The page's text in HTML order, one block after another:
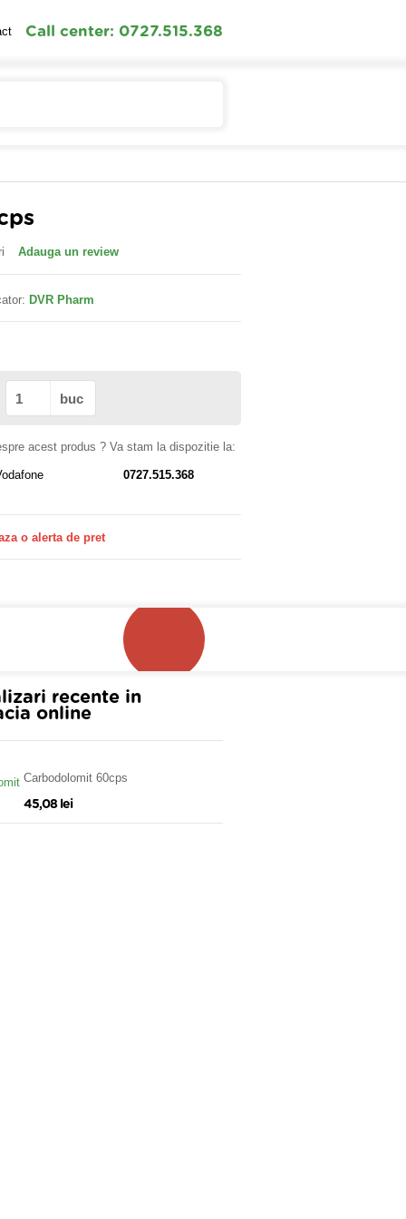
Call center: 0727.515.368
Adauga un review
DVR Pharm
buc
acest produs ? Va stam la dispozitie la:
0727.515.368
o alerta de pret
recente in
online
Carbodolomit 60cps
45,08 lei